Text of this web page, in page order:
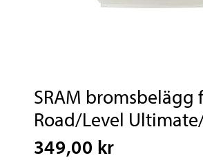
SRAM bromsbelägg
Road/Level
349,00 kr